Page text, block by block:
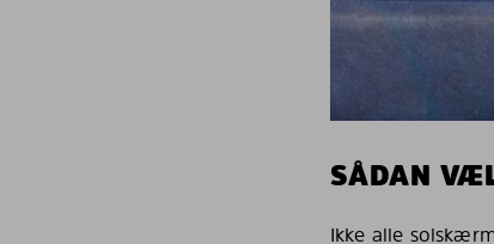
SÅDAN
Ikke alle